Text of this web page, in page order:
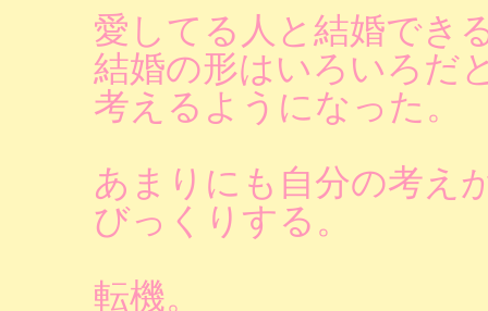
愛してる人と結婚でき
結婚の形はいろいろだ
考えるようになった。
あまりにも自分の考え
びっくりする。
転機。